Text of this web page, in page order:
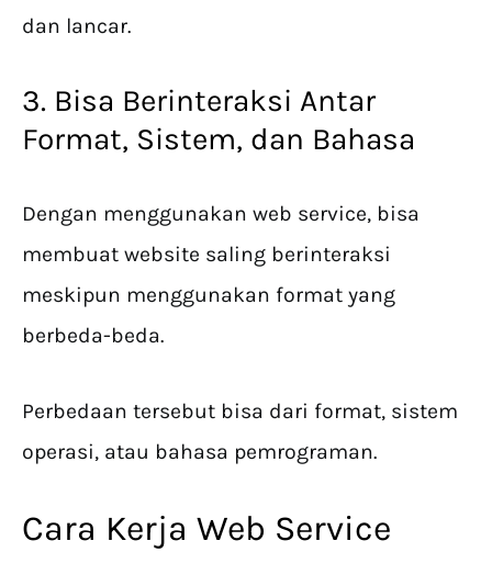
dan lancar.
3. Bisa Berinteraksi Antar
Format, Sistem, dan Bahasa
Dengan menggunakan web service, bisa
membuat website saling berinteraksi
meskipun menggunakan format yang
berbeda-beda.
Perbedaan tersebut bisa dari format, sistem
operasi, atau bahasa pemrograman.
Cara Kerja Web Service